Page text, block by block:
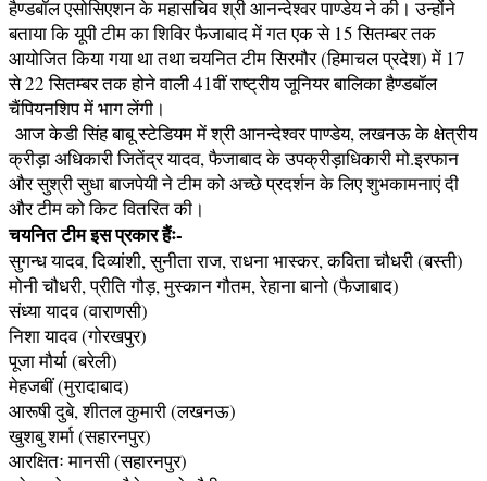
हैण्डबॉल एसोसिएशन के महासचिव श्री आनन्देश्वर पाण्डेय ने की। उन्होंने
बताया कि यूपी टीम का शिविर फैजाबाद में गत एक से 15 सितम्बर तक
आयोजित किया गया था तथा चयनित टीम सिरमौर (हिमाचल प्रदेश) में 17
से 22 सितम्बर तक होने वाली 41वीं राष्ट्रीय जूनियर बालिका हैण्डबॉल
चैंपियनशिप में भाग लेंगी।
आज केडी सिंह बाबू स्टेडियम में श्री आनन्देश्वर पाण्डेय, लखनऊ के क्षेत्रीय
क्रीड़ा अधिकारी जितेंद्र यादव, फैजाबाद के उपक्रीड़ाधिकारी मो.इरफान
और सुश्री सुधा बाजपेयी ने टीम को अच्छे प्रदर्शन के लिए शुभकामनाएं दी
और टीम को किट वितरित की।
चयनित टीम इस प्रकार हैंः-
सुगन्ध यादव, दिव्यांशी, सुनीता राज, राधना भास्कर, कविता चौधरी (बस्ती)
मोनी चौधरी, प्रीति गौड़, मुस्कान गौतम, रेहाना बानो (फैजाबाद)
संध्या यादव (वाराणसी)
निशा यादव (गोरखपुर)
पूजा मौर्या (बरेली)
मेहजबीं (मुरादाबाद)
आरूषी दुबे, शीतल कुमारी (लखनऊ)
खुशबु शर्मा (सहारनपुर)
आरक्षितः मानसी (सहारनपुर)